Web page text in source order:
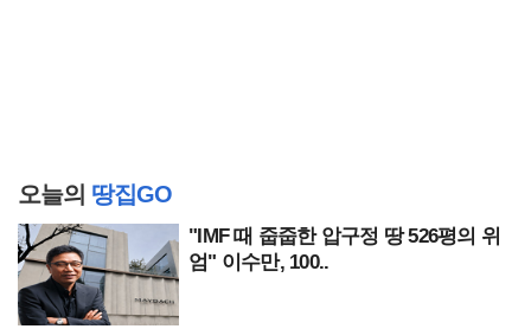
오늘의 땅집GO
"IMF 때 줍줍한 압구정 땅 526평의 위
엄" 이수만, 100..